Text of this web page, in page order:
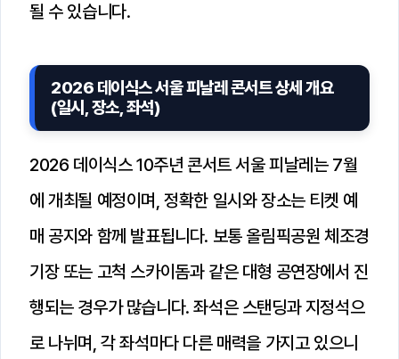
될 수 있습니다.
2026 데이식스 서울 피날레 콘서트 상세 개요
(일시, 장소, 좌석)
2026 데이식스 10주년 콘서트 서울 피날레는 7월
에 개최될 예정이며, 정확한 일시와 장소는 티켓 예
매 공지와 함께 발표됩니다. 보통 올림픽공원 체조경
기장 또는 고척 스카이돔과 같은 대형 공연장에서 진
행되는 경우가 많습니다. 좌석은 스탠딩과 지정석으
로 나뉘며, 각 좌석마다 다른 매력을 가지고 있으니